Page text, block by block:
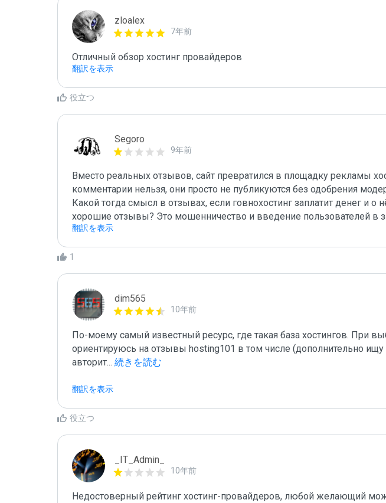
zloalex
7年前
Отличный обзор хостинг провайдеров
翻訳を表示
役立つ
Segoro
9年前
Вместо реальных отзывов, сайт превратился в площадку рекламы
комментарии нельзя, они просто не публикуются без одобрения
Какой тогда смысл в отзывах, если говнохостинг заплатит денег и о
хорошие отзывы? Это мошенничество и введение пользователей в
翻訳を表示
1
dim565
10年前
По-моему самый известный ресурс, где такая база хостингов. При
ориентируюсь на отзывы hosting101 в том числе (дополнительно
авторит... 続きを読む
翻訳を表示
役立つ
_IT_Admin_
10年前
Недостоверный рейтинг хостинг-провайдеров, любой желающий